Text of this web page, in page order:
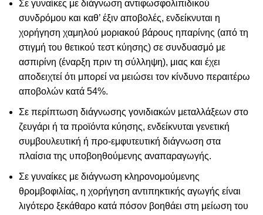
Σε γυναίκες με διάγνωση αντιφωσφολιπιδικού
συνδρόμου και καθ’ έξιν αποβολές, ενδείκνυται η
χορήγηση χαμηλού μοριακού βάρους ηπαρίνης (από τη
στιγμή του θετικού τεστ κύησης) σε συνδυασμό με
ασπιρίνη (έναρξη πριν τη σύλληψη), μιας και έχει
αποδειχτεί ότι μπορεί να μειώσει τον κίνδυνο περαιτέρω
αποβολών κατά 54%.
Σε περίπτωση διάγνωσης γονιδιακών μεταλλάξεων στο
ζευγάρι ή τα προϊόντα κύησης, ενδείκνυται γενετική
συμβουλευτική ή προ-εμφυτευτική διάγνωση στα
πλαίσια της υποβοηθούμενης αναπαραγωγής.
Σε γυναίκες με διάγνωση κληρονομούμενης
θρομβοφιλίας, η χορήγηση αντιπηκτικής αγωγής είναι
λιγότερο ξεκάθαρο κατά πόσον βοηθάει στη μείωση του